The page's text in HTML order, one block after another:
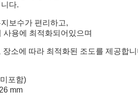
다.
보수가 편리하고,
사용에 최적화되어있으며
장소에 따라 최적화된 조도를 제공합
포함)
mm